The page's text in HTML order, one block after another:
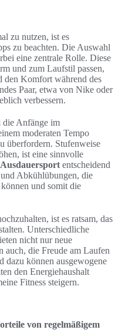
zu nutzen, ist es
zu beachten. Die Auswahl
eine zentrale Rolle. Diese
und zum Laufstil passen,
den Komfort während des
Paar, etwa von Nike oder
verbessern.
die Anfänge im
moderaten Tempo
überfordern. Stufenweise
ist eine sinnvolle
Ausdauersport entscheidend
Abkühlübungen, die
und somit die
ist es ratsam, das
Unterschiedliche
nicht nur neue
auch, die Freude am Laufen
dazu können ausgewogene
den Energiehaushalt
Fitness steigern.
von regelmäßigem